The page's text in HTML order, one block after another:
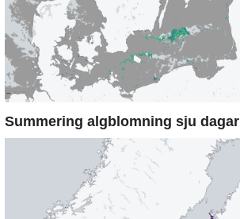
Summering algblomning sju dagar